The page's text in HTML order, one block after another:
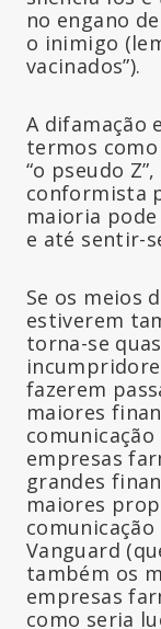
no engano
o inimigo
vacinados”).
A difamação
termos como
“o pseudo
conformista
maioria
e até sentir-
Se os meios
estiverem
torna-se
fazerem
maiores
empresas
grandes
maiores
comunicação
Vanguard
também os
empresas
como seria